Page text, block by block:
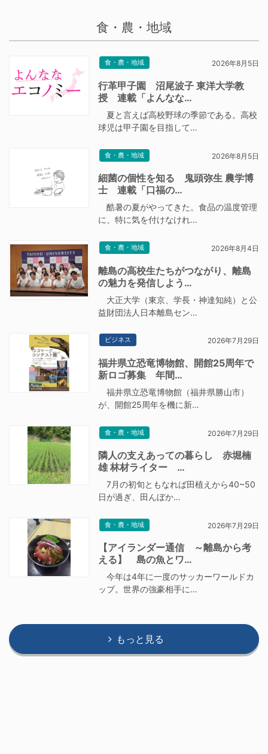
食・農・地域
食・農・地域 2026年8月5日
行革甲子園 沼尾波子 東洋大学教
授 連載「よんなな…
夏と言えば高校野球の季節である。高校
球児は甲子園を目指して…
食・農・地域 2026年8月5日
細菌の個性を知る 鬼頭弥生 農学博
士 連載「口福の…
酷暑の夏がやってきた。食品の温度管理
に、特に気を付けなけれ…
食・農・地域 2026年8月4日
離島の高校生たちがつながり、離島
の魅力を発信しよう…
大正大学（東京、学長・神達知純）と公
益財団法人日本離島セン…
ビジネス 2026年7月29日
福井県立恐竜博物館、開館25周年で
新ロゴ募集 年間…
福井県立恐竜博物館（福井県勝山市）
が、開館25周年を機に新…
食・農・地域 2026年7月29日
隣人の支えあっての暮らし 赤堀楠
雄 林材ライター …
7月の初旬ともなれば田植えから40~50
日が過ぎ、田んぼか…
食・農・地域 2026年7月29日
【アイランダー通信 ～離島から考
える】 島の魚とワ…
今年は4年に一度のサッカーワールドカ
ップ。世界の強豪相手に…
もっと見る